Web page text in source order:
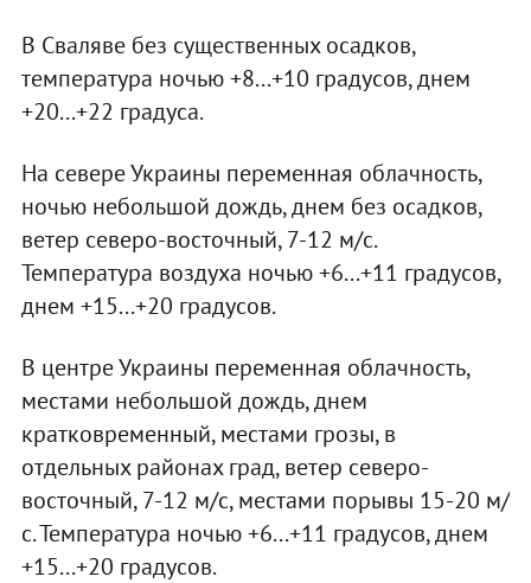
В Сваляве без существенных осадков,
температура ночью +8...+10 градусов, днем
+20...+22 градуса.
На севере Украины переменная облачность,
ночью небольшой дождь, днем без осадков,
ветер северо-восточный, 7-12 м/с.
Температура воздуха ночью +6...+11 градусов,
днем +15...+20 градусов.
В центре Украины переменная облачность,
местами небольшой дождь, днем
кратковременный, местами грозы, в
отдельных районах град, ветер северо-
восточный, 7-12 м/с, местами порывы 15-20 м/
с. Температура ночью +6...+11 градусов, днем
+15...+20 градусов.